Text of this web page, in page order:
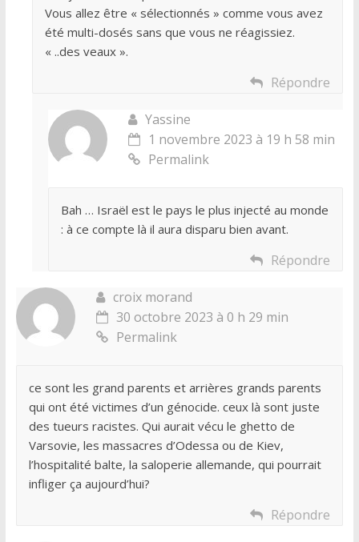
Vous allez être « sélectionnés » comme vous avez
été multi-dosés sans que vous ne réagissiez.
« ..des veaux ».
Répondre
Yassine
1 novembre 2023 à 19 h 58 min
Permalink
Bah … Israël est le pays le plus injecté au monde
: à ce compte là il aura disparu bien avant.
Répondre
croix morand
30 octobre 2023 à 0 h 29 min
Permalink
ce sont les grand parents et arrières grands parents
qui ont été victimes d’un génocide. ceux là sont juste
des tueurs racistes. Qui aurait vécu le ghetto de
Varsovie, les massacres d’Odessa ou de Kiev,
l’hospitalité balte, la saloperie allemande, qui pourrait
infliger ça aujourd’hui?
Répondre